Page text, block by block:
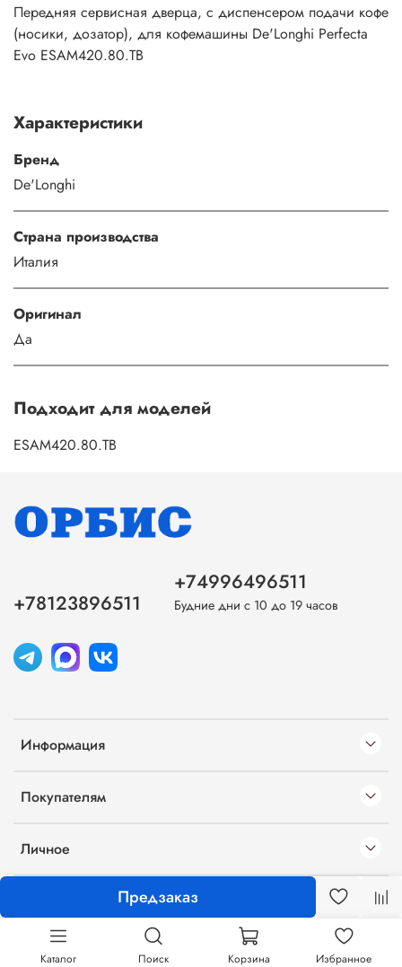
Предзаказ
Передняя сервисная дверца, с диспенсером подачи кофе
(носики, дозатор), для кофемашины De'Longhi Perfecta
Evo ESAM420.80.TB
Характеристики
Бренд
De'Longhi
Страна производства
Италия
Оригинал
Да
Подходит для моделей
ESAM420.80.TB
Информация
Покупателям
Личное
+78123896511
+74996496511
Будние дни с 10 до 19 часов
Каталог Поиск Корзина Избранное